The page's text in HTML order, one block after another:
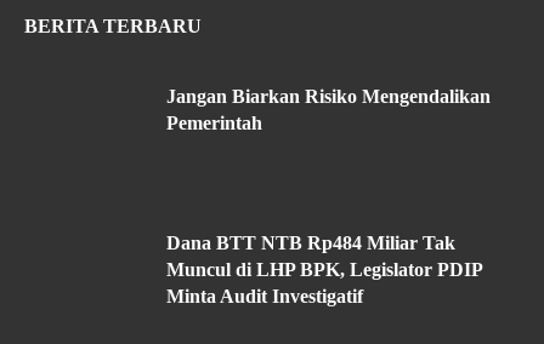
BERITA TERBARU
Jangan Biarkan Risiko Mengendalikan
Pemerintah
Dana BTT NTB Rp484 Miliar Tak
Muncul di LHP BPK, Legislator PDIP
Minta Audit Investigatif